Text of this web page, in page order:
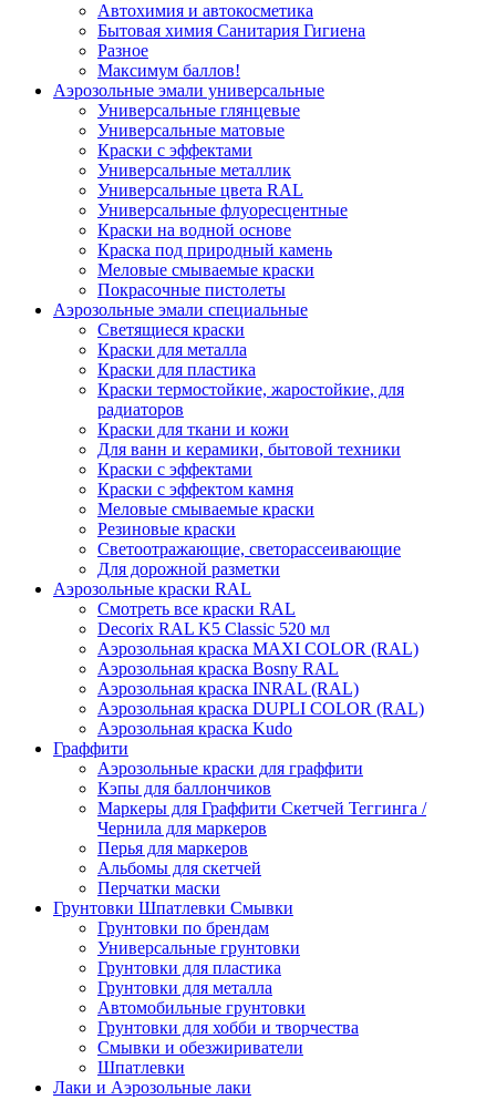
Автохимия и автокосметика
Бытовая химия Санитария Гигиена
Разное
Максимум баллов!
Аэрозольные эмали универсальные
Универсальные глянцевые
Универсальные матовые
Краски с эффектами
Универсальные металлик
Универсальные цвета RAL
Универсальные флуоресцентные
Краски на водной основе
Краска под природный камень
Меловые смываемые краски
Покрасочные пистолеты
Аэрозольные эмали специальные
Светящиеся краски
Краски для металла
Краски для пластика
Краски термостойкие, жаростойкие, для
радиаторов
Краски для ткани и кожи
Для ванн и керамики, бытовой техники
Краски с эффектами
Краски с эффектом камня
Меловые смываемые краски
Резиновые краски
Светоотражающие, светорассеивающие
Для дорожной разметки
Аэрозольные краски RAL
Смотреть все краски RAL
Decorix RAL K5 Classic 520 мл
Аэрозольная краска MAXI COLOR (RAL)
Аэрозольная краска Bosny RAL
Аэрозольная краска INRAL (RAL)
Аэрозольная краска DUPLI COLOR (RAL)
Аэрозольная краска Kudo
Граффити
Аэрозольные краски для граффити
Кэпы для баллончиков
Маркеры для Граффити Скетчей Теггинга /
Чернила для маркеров
Перья для маркеров
Альбомы для скетчей
Перчатки маски
Грунтовки Шпатлевки Смывки
Грунтовки по брендам
Универсальные грунтовки
Грунтовки для пластика
Грунтовки для металла
Автомобильные грунтовки
Грунтовки для хобби и творчества
Смывки и обезжириватели
Шпатлевки
Лаки и Аэрозольные лаки